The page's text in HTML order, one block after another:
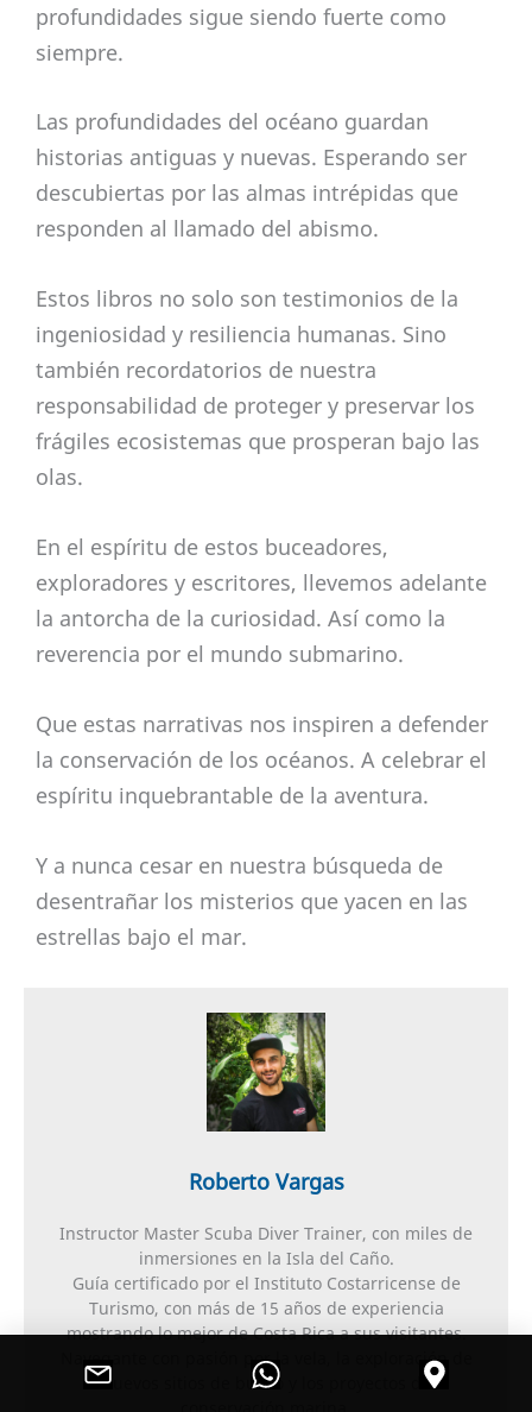
profundidades sigue siendo fuerte como
siempre.
Las profundidades del océano guardan
historias antiguas y nuevas. Esperando ser
descubiertas por las almas intrépidas que
responden al llamado del abismo.
Estos libros no solo son testimonios de la
ingeniosidad y resiliencia humanas. Sino
también recordatorios de nuestra
responsabilidad de proteger y preservar los
frágiles ecosistemas que prosperan bajo las
olas.
En el espíritu de estos buceadores,
exploradores y escritores, llevemos adelante
la antorcha de la curiosidad. Así como la
reverencia por el mundo submarino.
Que estas narrativas nos inspiren a defender
la conservación de los océanos. A celebrar el
espíritu inquebrantable de la aventura.
Y a nunca cesar en nuestra búsqueda de
desentrañar los misterios que yacen en las
estrellas bajo el mar.
Roberto Vargas
Instructor Master Scuba Diver Trainer, con miles de
inmersiones en la Isla del Caño.
Guía certificado por el Instituto Costarricense de
Turismo, con más de 15 años de experiencia
mostrando lo mejor de Costa Rica a sus visitantes.
Navegante con pasión por la vela, la exploración de
nuevos sitios de buceo y los proyectos de